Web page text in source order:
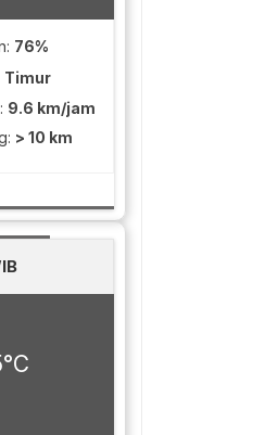
76%
Timur
9.6 km/jam
> 10 km